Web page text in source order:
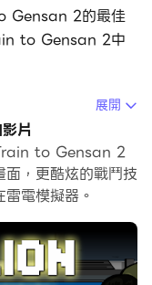
Gensan 2的最佳
to Gensan 2中
候，你可以調整
遊戲畫面。
最大限度地方便你
斷最佳化還提高了
擊按鈕、隱藏滑鼠
展開
片
to Gensan 2
面，更酷炫的戰鬥技
電模擬器。